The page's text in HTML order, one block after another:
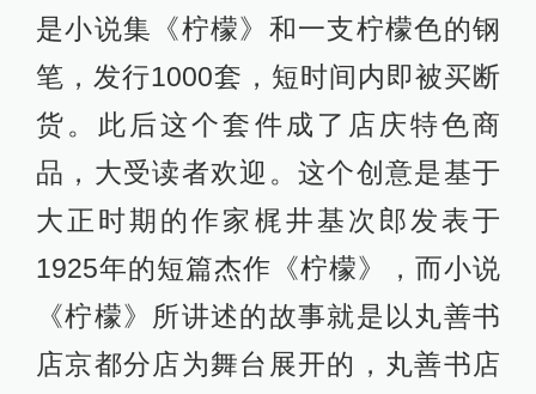
是小说集《柠檬》和一支柠檬色的钢
笔，发行1000套，短时间内即被买断
货。此后这个套件成了店庆特色商
品，大受读者欢迎。这个创意是基于
大正时期的作家梶井基次郎发表于
1925年的短篇杰作《柠檬》，而小说
《柠檬》所讲述的故事就是以丸善书
店京都分店为舞台展开的，丸善书店